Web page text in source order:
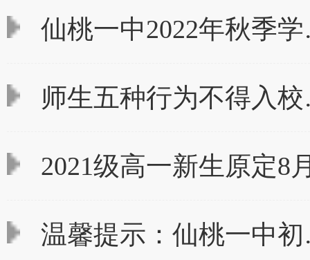
仙桃一中2022年秋季
师生五种行为不得入
2021级高一新生原定8
温馨提示：仙桃一中